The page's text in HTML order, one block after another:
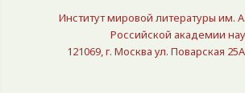
Институт мировой литературы им.
Российской академии
121069, г. Москва ул. Поварская